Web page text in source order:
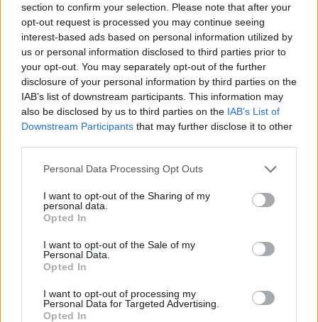
section to confirm your selection. Please note that after your
opt-out request is processed you may continue seeing
interest-based ads based on personal information utilized by
us or personal information disclosed to third parties prior to
your opt-out. You may separately opt-out of the further
disclosure of your personal information by third parties on the
IAB’s list of downstream participants. This information may
also be disclosed by us to third parties on the IAB’s List of
Downstream Participants that may further disclose it to other
Personal Data Processing Opt Outs
I want to opt-out of the Sharing of my
personal data.
Opted In
I want to opt-out of the Sale of my
Personal Data.
Opted In
I want to opt-out of processing my
Personal Data for Targeted Advertising.
Opted In